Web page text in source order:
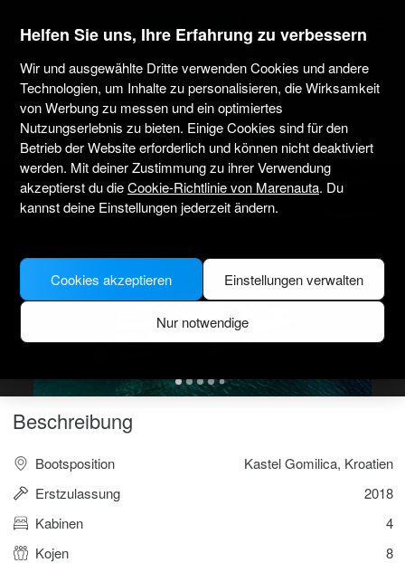
marenauta
Azimut Yachts Azimut 66 Fly - Kastel
Gomilica
Mit Besatzung
Nur mit Skipper Professionell Marina Kastela Verifiziertes Boot
Beschreibung
Bootsposition
Kastel Gomilica, Kroatien
Erstzulassung
2018
Kabinen
4
Kojen
8
Helfen Sie uns, Ihre Erfahrung zu verbessern
Wir und ausgewählte Dritte verwenden Cookies und andere
Technologien, um Inhalte zu personalisieren, die Wirksamkeit
von Werbung zu messen und ein optimiertes
Nutzungserlebnis zu bieten. Einige Cookies sind für den
Betrieb der Website erforderlich und können nicht deaktiviert
werden. Mit deiner Zustimmung zu ihrer Verwendung
akzeptierst du dieCookie-Richtlinie von Marenauta. Du
kannst deine Einstellungen jederzeit ändern.
Einstellungen verwalten
Nur notwendige
Cookies akzeptieren